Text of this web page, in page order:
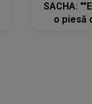
SACHA:
o piesă